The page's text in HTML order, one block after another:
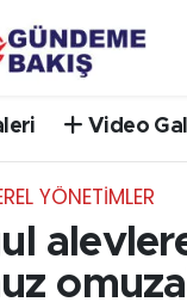
Video
YÖNETİMLER
Durumu ve